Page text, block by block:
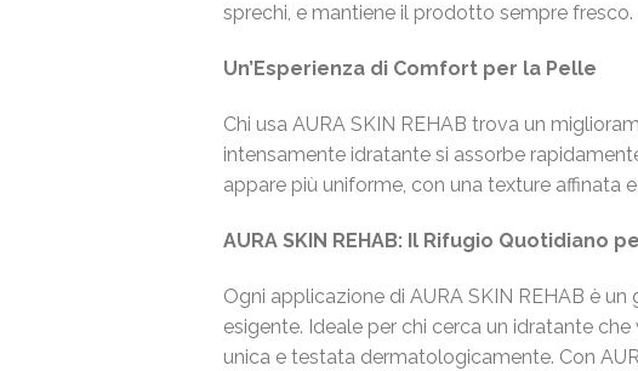
sprechi, e mantiene il prodotto sempre fresco.
Un’Esperienza di Comfort per la Pelle
Chi usa AURA SKIN REHAB trova un
intensamente idratante si assorbe
appare più uniforme, con una texture affinata
AURA SKIN REHAB: Il Rifugio Quotidiano
Ogni applicazione di AURA SKIN REHAB è
esigente. Ideale per chi cerca un idratante
unica e testata dermatologicamente. Con